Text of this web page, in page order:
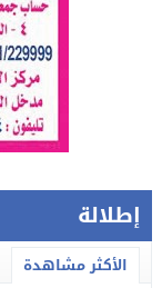
إطلالة
الأكثر مشاهدة